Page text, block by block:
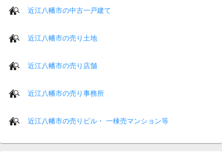
近江八幡市の中古一戸建て
近江八幡市の売り土地
近江八幡市の売り店舗
近江八幡市の売り事務所
近江八幡市の売りビル・ 一棟売マンション等